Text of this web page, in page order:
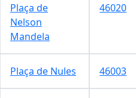
Plaça de
Nelson
Mandela
46020
Plaça de Nules 46003